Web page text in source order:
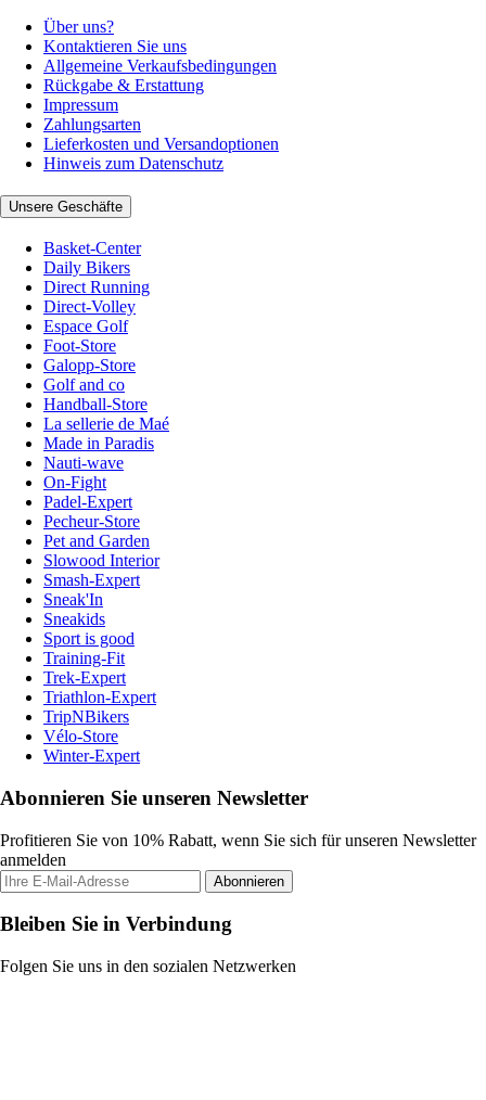
Über uns?
Kontaktieren Sie uns
Allgemeine Verkaufsbedingungen
Rückgabe & Erstattung
Impressum
Zahlungsarten
Lieferkosten und Versandoptionen
Hinweis zum Datenschutz
Unsere Geschäfte
Basket-Center
Daily Bikers
Direct Running
Direct-Volley
Espace Golf
Foot-Store
Galopp-Store
Golf and co
Handball-Store
La sellerie de Maé
Made in Paradis
Nauti-wave
On-Fight
Padel-Expert
Pecheur-Store
Pet and Garden
Slowood Interior
Smash-Expert
Sneak'In
Sneakids
Sport is good
Training-Fit
Trek-Expert
Triathlon-Expert
TripNBikers
Vélo-Store
Winter-Expert
Abonnieren Sie unseren Newsletter
Profitieren Sie von 10% Rabatt, wenn Sie sich für unseren Newsletter
anmelden
Abonnieren
Bleiben Sie in Verbindung
Folgen Sie uns in den sozialen Netzwerken